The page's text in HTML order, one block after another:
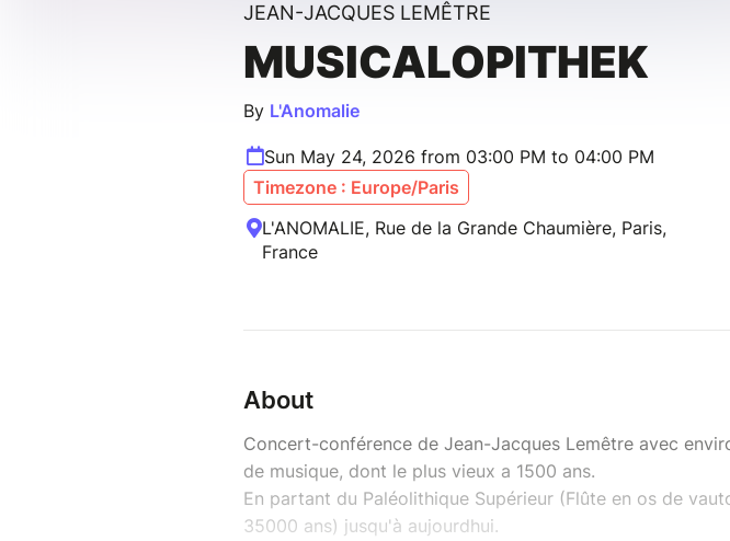
JEAN-JACQUES LEMÊTRE
MUSICALOPITHEK
By L'Anomalie
Sun May 24, 2026 from 03:00 PM to 04:00 PM
Timezone : Europe/Paris
L'ANOMALIE, Rue de la Grande Chaumière, Paris,
France
About
Concert-conférence de Jean-Jacques Lemêtre avec
de musique, dont le plus vieux a 1500 ans.
En partant du Paléolithique Supérieur (Flûte en os de
35000 ans) jusqu'à aujourdhui.